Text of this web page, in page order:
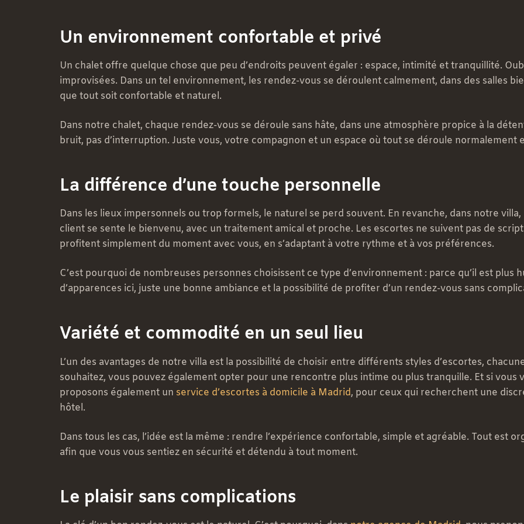
Un environnement confortable et privé
Un chalet offre quelque chose que peu d’endroits peuvent égaler : espace, intimité et tranquillité.
improvisées. Dans un tel environnement, les rendez-vous se déroulent calmement, dans des salles
que tout soit confortable et naturel.
Dans notre chalet, chaque rendez-vous se déroule sans hâte, dans une atmosphère propice à la
bruit, pas d’interruption. Juste vous, votre compagnon et un espace où tout se déroule normalement
La différence d’une touche personnelle
Dans les lieux impersonnels ou trop formels, le naturel se perd souvent. En revanche, dans notre
client se sente le bienvenu, avec un traitement amical et proche. Les escortes ne suivent pas de
profitent simplement du moment avec vous, en s’adaptant à votre rythme et à vos préférences.
C’est pourquoi de nombreuses personnes choisissent ce type d’environnement : parce qu’il est plus
d’apparences ici, juste une bonne ambiance et la possibilité de profiter d’un rendez-vous sans
Variété et commodité en un seul lieu
L’un des avantages de notre villa est la possibilité de choisir entre différents styles d’escortes,
souhaitez, vous pouvez également opter pour une rencontre plus intime ou plus tranquille. Et si
proposons également un service d’escortes à domicile à Madrid, pour ceux qui recherchent une
hôtel.
Dans tous les cas, l’idée est la même : rendre l’expérience confortable, simple et agréable. Tout est
afin que vous vous sentiez en sécurité et détendu à tout moment.
Le plaisir sans complications